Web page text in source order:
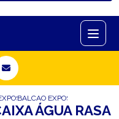
CAIXA
BALCAO EXPOSITOR CAIXA
ÁGUA RASA